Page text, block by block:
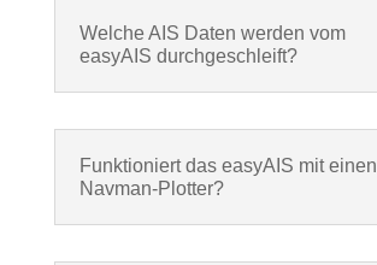
Welche AIS Daten werden vom
easyAIS durchgeschleift?
Funktioniert das easyAIS mit einen
Navman-Plotter?